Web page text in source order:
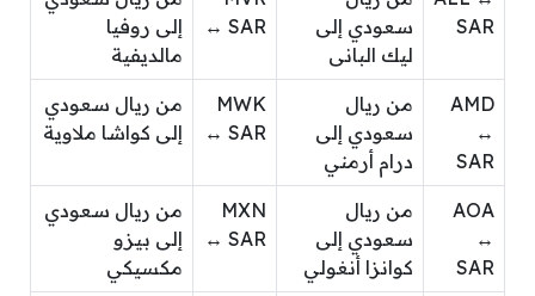
SAR
سعودي إلى
ليك البانى
↔ SAR
إلى روفيا
مالديفية
AMD
↔
SAR
من ريال
سعودي إلى
درام أرمني
MWK
↔ SAR
من ريال سعودي
إلى كواشا ملاوية
AOA
↔
SAR
من ريال
سعودي إلى
كوانزا أنغولي
MXN
↔ SAR
من ريال سعودي
إلى بيزو
مكسيكي